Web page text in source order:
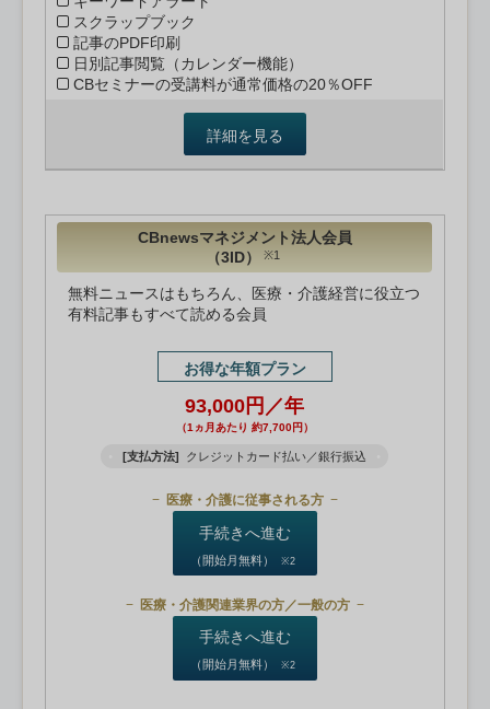
スクラップブック
記事のPDF印刷
日別記事閲覧（カレンダー機能）
CBセミナーの受講料が通常価格の20％OFF
詳細を見る
CBnewsマネジメント法人会員
（3ID）
※1
無料ニュースはもちろん、医療・介護経営に役立つ
有料記事もすべて読める会員
お得な年額プラン
93,000円／年
（1ヵ月あたり 約7,700円）
[支払方法] クレジットカード払い／銀行振込
医療・介護に従事される方
手続きへ進む
（開始月無料） ※2
医療・介護関連業界の方／一般の方
手続きへ進む
（開始月無料） ※2